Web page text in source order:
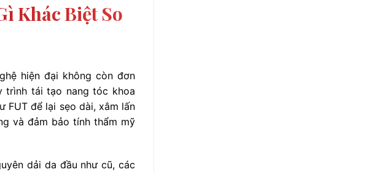
Khác Biệt So
hiện đại không còn đơn
trình tái tạo nang tóc khoa
FUT để lại sẹo dài, xâm lấn
và đảm bảo tính thẩm mỹ
dải da đầu như cũ, các